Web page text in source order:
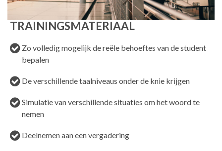
TRAININGSMATERIAAL
Zo volledig mogelijk de reële behoeftes van de student
bepalen
De verschillende taalniveaus onder de knie krijgen
Simulatie van verschillende situaties om het woord te
nemen
Deelnemen aan een vergadering